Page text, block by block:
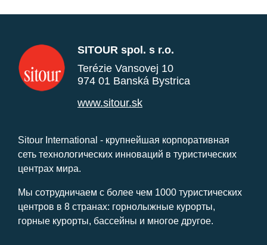
SITOUR spol. s r.o.
Terézie Vansovej 10
974 01 Banská Bystrica
www.sitour.sk
Sitour International - крупнейшая корпоративная
сеть технологических инноваций в туристических
центрах мира.
Мы сотрудничаем с более чем 1000 туристических
центров в 8 странах: горнолыжные курорты,
горные курорты, бассейны и многое другое.